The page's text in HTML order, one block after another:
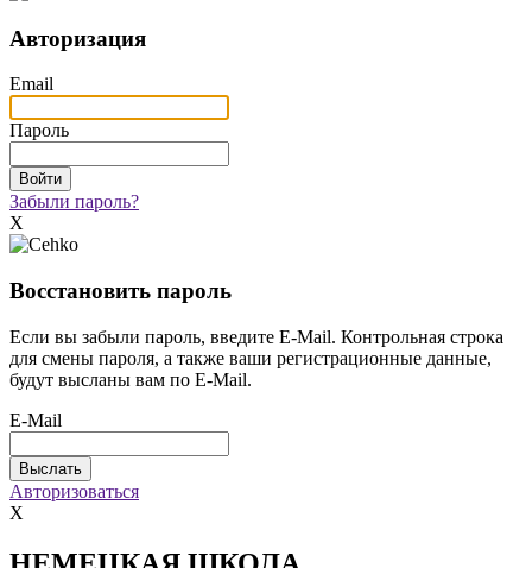
Авторизация
Email
Пароль
Забыли пароль?
X
Восстановить пароль
Если вы забыли пароль, введите E-Mail. Контрольная строка
для смены пароля, а также ваши регистрационные данные,
будут высланы вам по E-Mail.
E-Mail
Авторизоваться
X